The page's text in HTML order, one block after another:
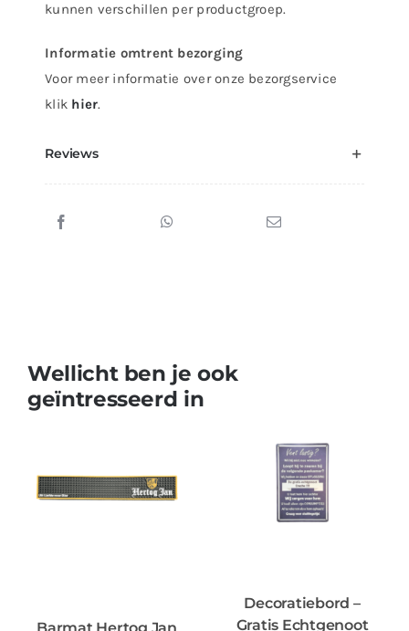
kunnen verschillen per productgroep.
Informatie omtrent bezorging
Voor meer informatie over onze bezorgservice
klik hier.
Reviews
Wellicht ben je ook
geïntresseerd in
Barmat Hertog Jan
Decoratiebord –
Gratis Echtgenoot